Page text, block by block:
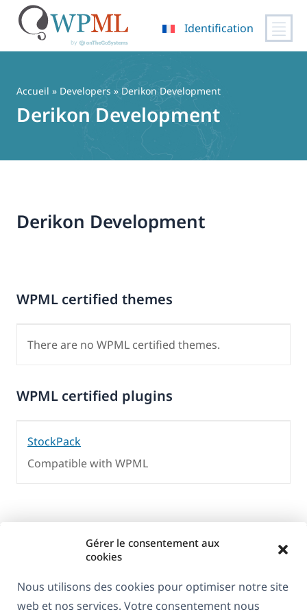
Gérer le consentement aux
cookies
Nous utilisons des cookies pour optimiser notre site
web et nos services. Votre consentement nous
contenu
Identification
Accueil » Developers » Derikon Development
Derikon Development
Derikon Development
WPML certified themes
There are no WPML certified themes.
WPML certified plugins
StockPack
Compatible with WPML